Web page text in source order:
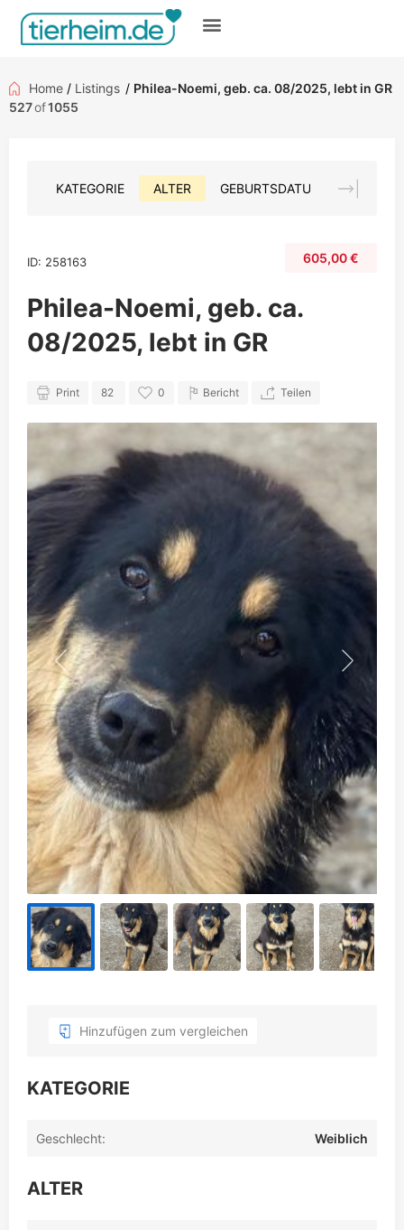
Home / Listings / Philea-Noemi, geb. ca. 08/2025, lebt in GR
527of1055
KATEGORIE ALTER GEBURTSDATUM FARBE
ID: 258163 605,00€
Philea-Noemi, geb. ca.
08/2025, lebt in GR
Print 82 0 Bericht Teilen
Hinzufügen zum vergleichen
KATEGORIE
Geschlecht: Weiblich
ALTER